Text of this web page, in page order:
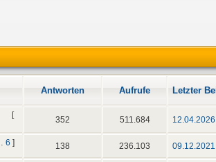
Antworten Aufrufe Letzter
[
352 511.684
6 ] 138 236.103